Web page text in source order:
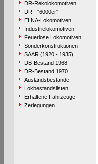
DR-Rekolokomotiven
DR - "6000er"
ELNA-Lokomotiven
Industrielokomotiven
Feuerlose Lokomotiven
Sonderkonstruktionen
SAAR (1920 - 1935)
DB-Bestand 1968
DR-Bestand 1970
Auslandsbestände
Lokbestandslisten
Erhaltene Fahrzeuge
Zerlegungen